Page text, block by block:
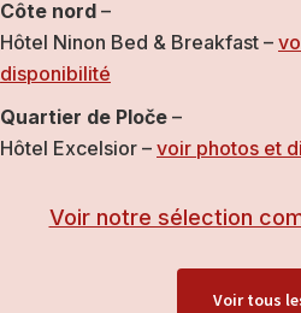
Côte nord –
Hôtel Ninon Bed & Breakfast –
disponibilité
Quartier de Ploče –
Hôtel Excelsior – voir photos et
Voir notre sélection
Voir tous